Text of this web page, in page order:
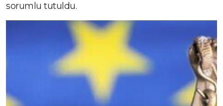
sorumlu tutuldu.